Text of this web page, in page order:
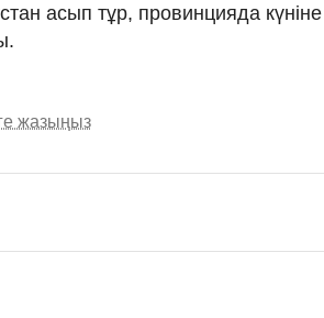
асып тұр, провинцияда
жазыңыз